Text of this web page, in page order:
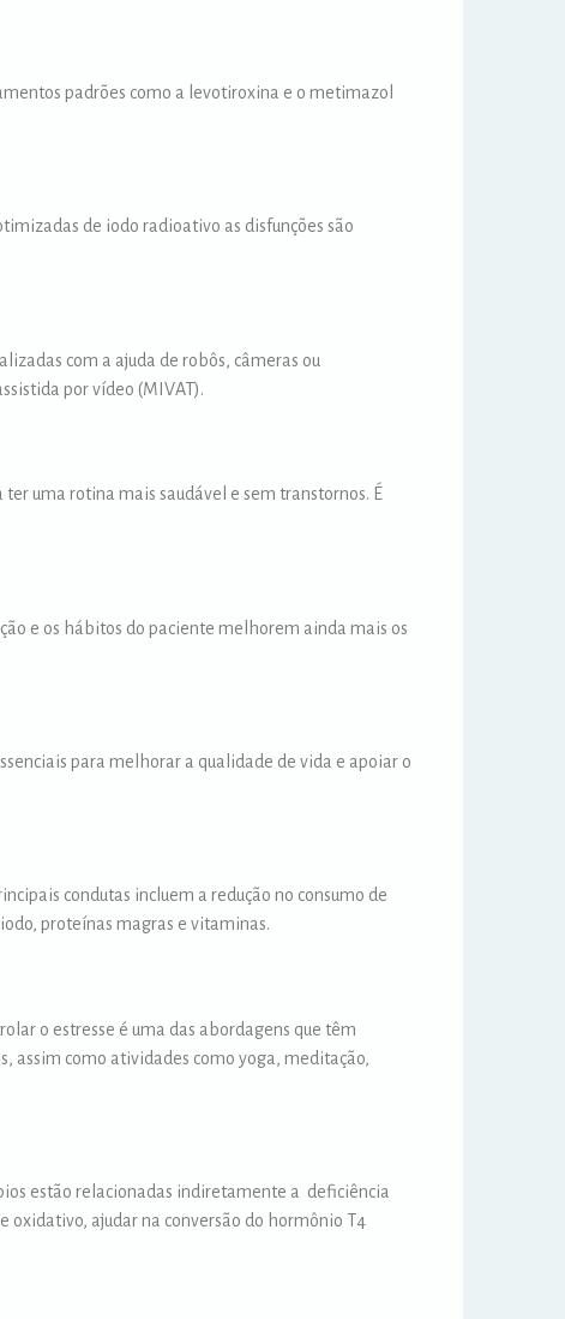
padrões como a levotiroxina e o metimazol
de iodo radioativo as disfunções são
com a ajuda de robôs, câmeras ou
por vídeo (MIVAT).
uma rotina mais saudável e sem transtornos. É
e os hábitos do paciente melhorem ainda mais os
para melhorar a qualidade de vida e apoiar o
condutas incluem a redução no consumo de
proteínas magras e vitaminas.
o estresse é uma das abordagens que têm
assim como atividades como yoga, meditação,
estão relacionadas indiretamente a deficiência
oxidativo, ajudar na conversão do hormônio T4